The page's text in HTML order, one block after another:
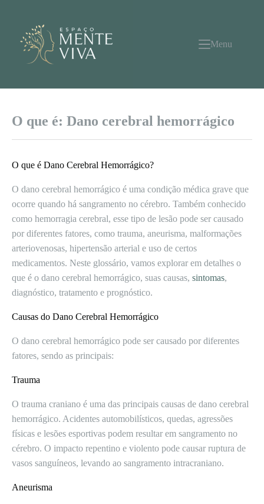
conteúdo
Menu
O que é: Dano cerebral hemorrágico
O que é Dano Cerebral Hemorrágico?
O dano cerebral hemorrágico é uma condição médica grave que
ocorre quando há sangramento no cérebro. Também conhecido
como hemorragia cerebral, esse tipo de lesão pode ser causado
por diferentes fatores, como trauma, aneurisma, malformações
arteriovenosas, hipertensão arterial e uso de certos
medicamentos. Neste glossário, vamos explorar em detalhes o
que é o dano cerebral hemorrágico, suas causas, sintomas,
diagnóstico, tratamento e prognóstico.
Causas do Dano Cerebral Hemorrágico
O dano cerebral hemorrágico pode ser causado por diferentes
fatores, sendo as principais:
Trauma
O trauma craniano é uma das principais causas de dano cerebral
hemorrágico. Acidentes automobilísticos, quedas, agressões
físicas e lesões esportivas podem resultar em sangramento no
cérebro. O impacto repentino e violento pode causar ruptura de
vasos sanguíneos, levando ao sangramento intracraniano.
Aneurisma